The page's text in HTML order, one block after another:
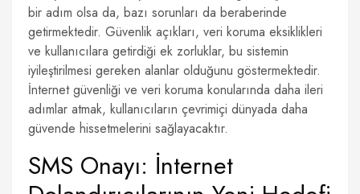
bir adım olsa da, bazı sorunları da beraberinde
getirmektedir. Güvenlik açıkları, veri koruma eksiklikleri
ve kullanıcılara getirdiği ek zorluklar, bu sistemin
iyileştirilmesi gereken alanlar olduğunu göstermektedir.
İnternet güvenliği ve veri koruma konularında daha ileri
adımlar atmak, kullanıcıların çevrimiçi dünyada daha
güvende hissetmelerini sağlayacaktır.
SMS Onayı: İnternet